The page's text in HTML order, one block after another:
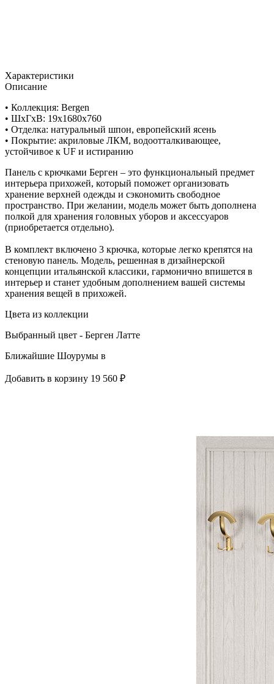
Характеристики
Описание
• Коллекция: Bergen
• ШxГхВ: 19x1680x760
• Отделка: натуральный шпон, европейский ясень
• Покрытие: акриловые ЛКМ, водоотталкивающее,
устойчивое к UF и истиранию
Панель с крючками Берген – это функциональный предмет
интерьера прихожей, который поможет организовать
хранение верхней одежды и сэкономить свободное
пространство. При желании, модель может быть дополнена
полкой для хранения головных уборов и аксессуаров
(приобретается отдельно).
В комплект включено 3 крючка, которые легко крепятся на
стеновую панель. Модель, решенная в дизайнерской
концепции итальянской классики, гармонично впишется в
интерьер и станет удобным дополнением вашей системы
хранения вещей в прихожей.
Цвета из коллекции
Выбранный цвет - Берген Латте
Ближайшие Шоурумы в
Добавить в корзину 19 560 ₽